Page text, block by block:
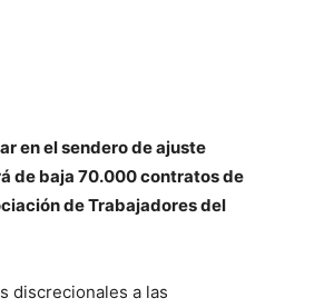
en el sendero de ajuste
de baja 70.000 contratos de
de Trabajadores del
discrecionales a las